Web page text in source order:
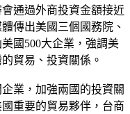
通過外商投資金額接近
傳出美國三個國務院、
國500大企業，強調美
貿易、投資關係。
業，加強兩國的投資關
重要的貿易夥伴，台商